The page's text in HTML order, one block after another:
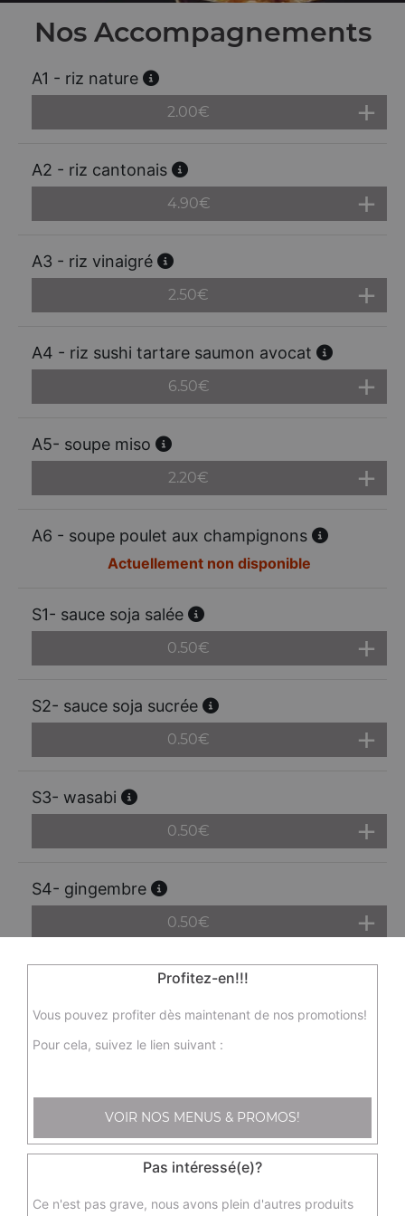
Nos Accompagnements
A1 - riz nature
2.00€
A2 - riz cantonais
4.90€
A3 - riz vinaigré
2.50€
A4 - riz sushi tartare saumon avocat
6.50€
A5- soupe miso
2.20€
A6 - soupe poulet aux champignons
Actuellement non disponible
S1- sauce soja salée
0.50€
S2- sauce soja sucrée
0.50€
S3- wasabi
0.50€
S4- gingembre
0.50€
S5- sauce salade vinaigrée
0.50€
Actuellement non disponible
S8- sauce pour nems 200ml
Actuellement non disponible
Profitez-en!!!
Vous pouvez profiter dès maintenant de nos promotions!
Pour cela, suivez le lien suivant :
VOIR NOS MENUS & PROMOS!
Pas intéressé(e)?
Ce n'est pas grave, nous avons plein d'autres produits